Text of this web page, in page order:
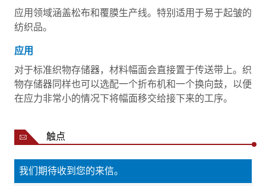
应用领域涵盖松布和覆膜生产线。特别适用于易于起皱的
纺织品。
应用
对于标准织物存储器，材料幅面会直接置于传送带上。织
物存储器同样也可以选配一个折布机和一个换向鼓，以便
在应力非常小的情况下将幅面移交给接下来的工序。
触点
我们期待收到您的来信。